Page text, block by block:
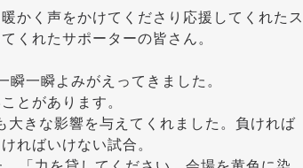
かく声をかけてくださり応援してくれたス
くれたサポーターの皆さん。
一瞬よみがえってきました。
とがあります。
きな影響を与えてくれました。負ければ
ればいけない試合。